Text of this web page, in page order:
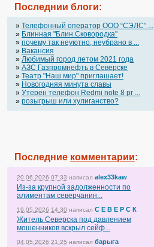
Последнии блоги:
» Телефонный оператор OOO “СЭЛС” ...
» Блинная "Блин.Сковородка"
» почему так неуютно, неубрано в ...
» Вакансия
» Любимый город летом 2021 года
» АЗС Газпромнефть в Северске
» Театр "Наш мир" приглашает!
» Новогодняя минута славы
» Утерен телефон Redmi note 8 pr ...
» розыгрыш или хулиганство?
Последние комментарии:
20.06.2026 07:33 написал alex33kaw
Из-за крупной задолженности по
алиментам северчанин...
19.05.2026 14:30 написал С Е В Е Р С К
Житель Северска под давлением
мошенников вскрыл сейф...
04.05.2026 21:25 написал барыга